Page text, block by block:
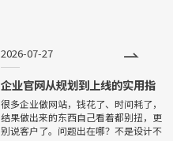
2026-07-27
企业官网从规划到上线的实用指
南
很多企业做网站，钱花了、时间耗了，
结果做出来的东西自己看着都别扭，更
别说客户了。问题出在哪？不是设计不